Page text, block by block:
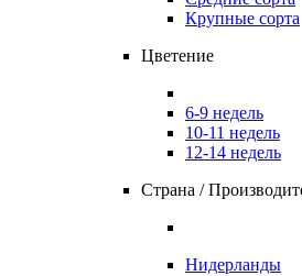
Крупные сорта
Цветение
6-9 недель
10-11 недель
12-14 недель
Страна /
Нидерланды